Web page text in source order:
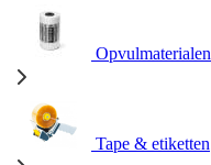
Opvulmaterialen
Tape & etiketten